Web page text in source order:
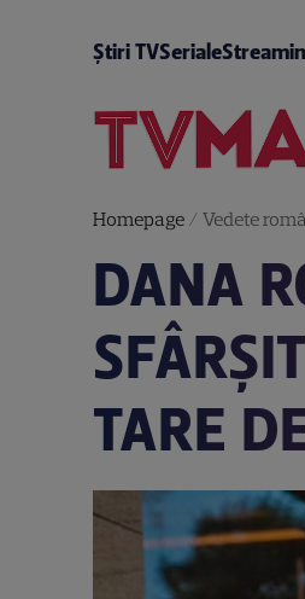
Știri TVSeriale
Homepage/ Vedete
DANA
TARE